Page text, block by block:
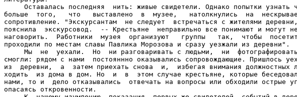
Оставалась последняя  нить: живые свидетели. Однако попытки узнать
больше  того,   что   выставлено  в  музее,   натолкнулись  на
сопротивление. "Экскурсантам  не следует  встречаться с жителями
пояснила  экскурсовод.  -- Крестьяне  неправильно все понимают и могут
наговорить.  Работники  музея  организуют   группы   так,  чтобы
проходили по местам славы Павлика Морозова и сразу уезжали из деревни".
Мы  не  уехали.  Но  ни разговаривать с людьми,  ни
смогли: рядом с нами  постояннно оказывались сопровождающие. Пришлось
из  деревни,  а  затем приехать снова  и,  избегая внимания должностных
ходить  из дома в дом. Но  и  в  этом случае крестьяне, которые
нами, то и  дело отказывались  отвечать на вопросы или обходили острые
опасаясь откровенности.